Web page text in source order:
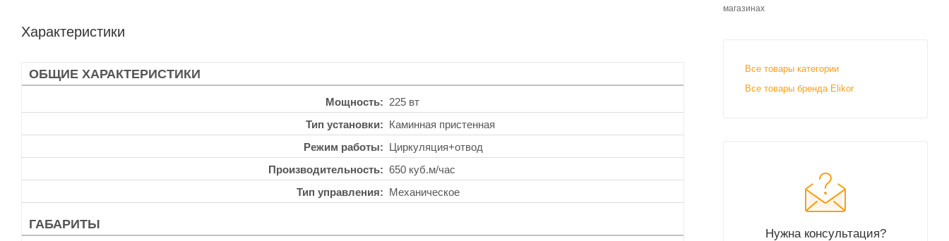
Характеристики
ОБЩИЕ ХАРАКТЕРИСТИКИ
Мощность
225 вт
Тип установки
Каминная пристенная
Режим работы
Циркуляция+отвод
Производительность
650 куб.м/час
Тип управления
Механическое
ГАБАРИТЫ
магазинах
Все товары категории
Все товары бренда Elikor
Нужна консультация?